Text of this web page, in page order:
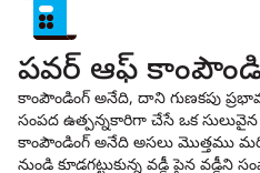
పవర్ ఆఫ్
కాంపౌండింగ్ అనేది, దాని గుణకపు
సంపద ఉత్పన్నకారిగా చేసే ఒక
కాంపౌండింగ్ అనేది అసలు మొత్తము
నుండి కూడగట్టుకున్న వడ్డీ పైన వడ్డీని